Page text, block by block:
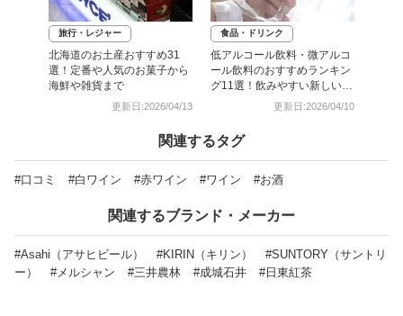
旅行・レジャー
北海道のお土産おすすめ31
選！定番や人気のお菓子から
海鮮や雑貨まで
更新日:2026/04/13
食品・ドリンク
低アルコール飲料・微アルコ
ール飲料のおすすめランキン
グ11選！飲みやすい新しい人
気アルコール飲料更新日:2026/04/10
関連するタグ
#口コミ #白ワイン #赤ワイン #ワイン #お酒
関連するブランド・メーカー
#Asahi（アサヒビール） #KIRIN（キリン）
#SUNTORY（サントリ
ー）
#メルシャン #三井農林 #成城石井 #日東紅茶